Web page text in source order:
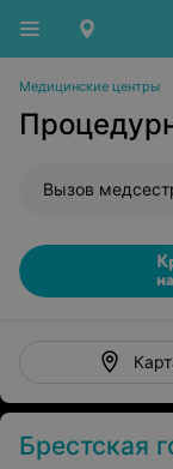
Медицинские центры
Вызов
Брестская